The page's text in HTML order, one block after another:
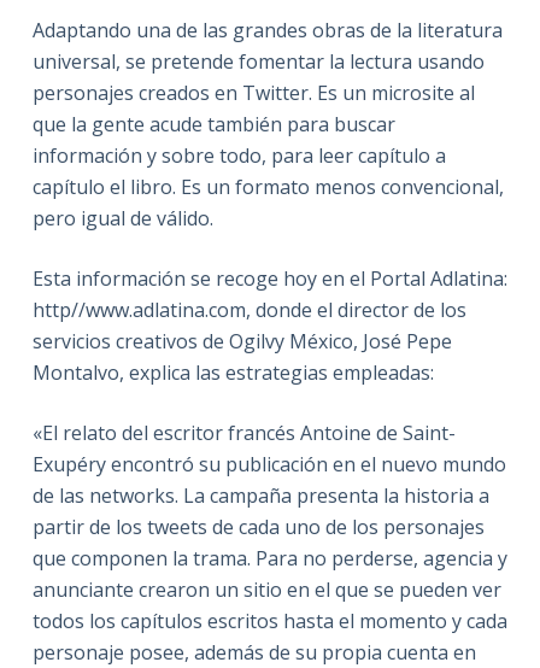
Adaptando una de las grandes obras de la literatura
universal, se pretende fomentar la lectura usando
personajes creados en Twitter. Es un microsite al
que la gente acude también para buscar
información y sobre todo, para leer capítulo a
capítulo el libro. Es un formato menos convencional,
pero igual de válido.
Esta información se recoge hoy en el Portal Adlatina:
http//www.adlatina.com, donde el director de los
servicios creativos de Ogilvy México, José Pepe
Montalvo, explica las estrategias empleadas:
«El relato del escritor francés Antoine de Saint-
Exupéry encontró su publicación en el nuevo mundo
de las networks. La campaña presenta la historia a
partir de los tweets de cada uno de los personajes
que componen la trama. Para no perderse, agencia y
anunciante crearon un sitio en el que se pueden ver
todos los capítulos escritos hasta el momento y cada
personaje posee, además de su propia cuenta en